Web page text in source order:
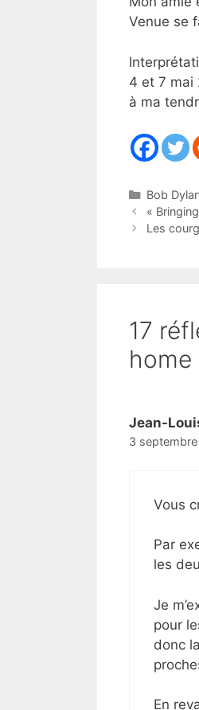
Venue se
4 et 7 mai
à ma
Bob
«
Les
17
home
Jean-
3
Vous
Par
les
Je
pour
donc
En